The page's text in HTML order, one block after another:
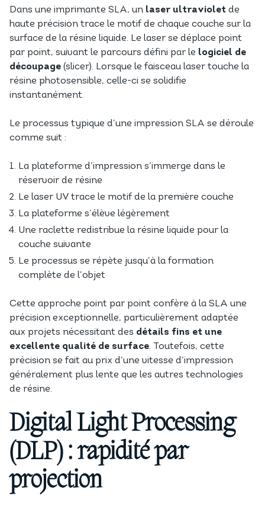
Dans une imprimante SLA, un laser ultraviolet de
haute précision trace le motif de chaque couche sur la
surface de la résine liquide. Le laser se déplace point
par point, suivant le parcours défini par le logiciel de
découpage (slicer). Lorsque le faisceau laser touche la
résine photosensible, celle-ci se solidifie
instantanément.
Le processus typique d’une impression SLA se déroule
comme suit :
La plateforme d’impression s’immerge dans le
réservoir de résine
Le laser UV trace le motif de la première couche
La plateforme s’élève légèrement
Une raclette redistribue la résine liquide pour la
couche suivante
Le processus se répète jusqu’à la formation
complète de l’objet
Cette approche point par point confère à la SLA une
précision exceptionnelle, particulièrement adaptée
aux projets nécessitant des détails fins et une
excellente qualité de surface. Toutefois, cette
précision se fait au prix d’une vitesse d’impression
généralement plus lente que les autres technologies
de résine.
Digital Light Processing
(DLP) : rapidité par
projection